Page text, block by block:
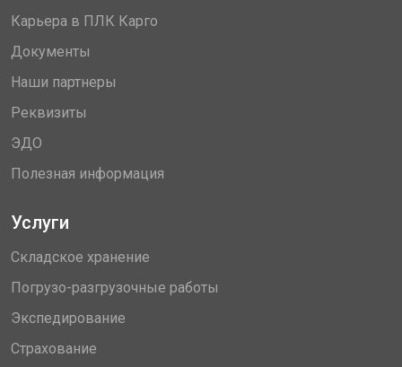
Карьера в ПЛК Карго
Документы
Наши партнеры
Реквизиты
ЭДО
Полезная информация
Услуги
Складское хранение
Погрузо-разгрузочные работы
Экспедирование
Страхование